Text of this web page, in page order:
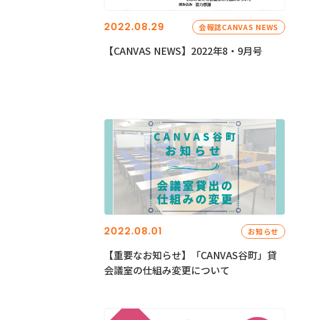
2022.08.29 会報誌CANVAS NEWS
【CANVAS NEWS】2022年8・9月号
2022.08.01 お知らせ
【重要なお知らせ】「CANVAS谷町」貸
会議室の仕組み変更について